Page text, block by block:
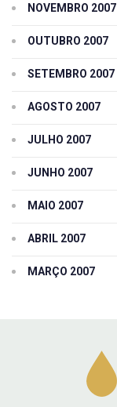
NOVEMBRO 2007
OUTUBRO 2007
SETEMBRO 2007
AGOSTO 2007
JULHO 2007
JUNHO 2007
MAIO 2007
ABRIL 2007
MARÇO 2007